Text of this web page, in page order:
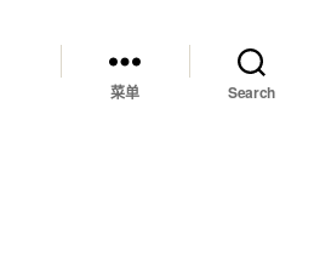
菜单 Search